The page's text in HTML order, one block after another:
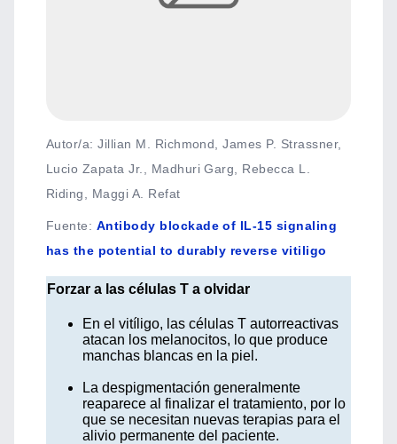
Autor/a: Jillian M. Richmond, James P. Strassner,
Lucio Zapata Jr., Madhuri Garg, Rebecca L.
Riding, Maggi A. Refat
Fuente: Antibody blockade of IL-15 signaling
has the potential to durably reverse vitiligo
Forzar a las células T a olvidar
En el vitíligo, las células T autorreactivas
atacan los melanocitos, lo que produce
manchas blancas en la piel.
La despigmentación generalmente
reaparece al finalizar el tratamiento, por lo
que se necesitan nuevas terapias para el
alivio permanente del paciente.